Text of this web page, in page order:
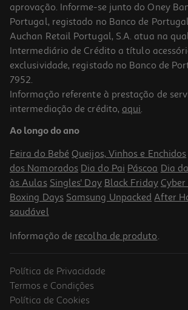
Refrigerante S/gás Trina Laranja Pet Shine 1.5l
1.63 €/Lt
2,45 €
+0,10 € Depósito
aprovação. Informe-se junto do Oney
Portugal, registado no Banco de
Auchan Retail Portugal, S.A. atua na
Intermediário de Crédito a título
exclusividade, registado no Banco de
7952.
Informação referente à prestação de
intermediação de crédito, aqui.
Ao longo do ano
Feira do Bebé Queijos, Vinhos e Enchidos
dos Namorados Dia do Pai Páscoa Dia
às Aulas Singles' Day Black Friday
Boxing Days Samsung Unpacked After
saudável
Informação de recolha de produto.
Política de Privacidade
Termos e Condições
Política de Cookies